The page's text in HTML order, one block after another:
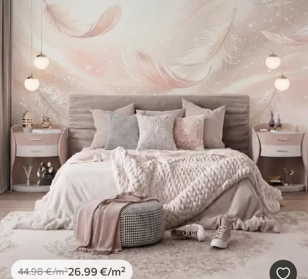
44.98€/m²26.99 €/m²